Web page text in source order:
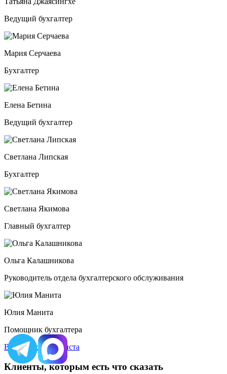
Ведущий бухгалтер
Мария Серчаева
Бухгалтер
Елена Бетина
Ведущий бухгалтер
Светлана Липская
Бухгалтер
Светлана Якимова
Главный бухгалтер
Ольга Калашникова
Руководитель отдела бухгалтерского обслуживания
Юлия Манита
Помощник бухгалтера
Выбрать специалиста
Клиенты, которым есть что сказать